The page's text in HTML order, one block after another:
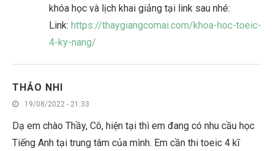
khóa học và lịch khai giảng tại link sau nhé:
Link: https://thaygiangcomai.com/khoa-hoc-toeic-
4-ky-nang/
THẢO NHI
19/08/2022 - 21:33
Dạ em chào Thầy, Cô, hiện tại thì em đang có nhu cầu học
Tiếng Anh tại trung tâm của mình. Em cần thi toeic 4 kĩ